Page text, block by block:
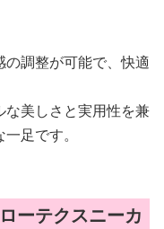
調整が可能で、快適
な美しさと実用性を兼
足です。
ーテクスニーカ